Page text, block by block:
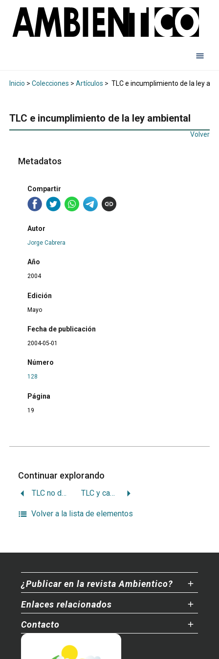
Inicio > Colecciones > Artículos > TLC e incumplimiento de la ley
TLC e incumplimiento de la ley ambiental
Volver
Metadatos
Compartir
Autor
Jorge Cabrera
Año
2004
Edición
Mayo
Fecha de publicación
2004-05-01
Número
128
Página
19
Continuar explorando
TLC no decidirá destino del ambiente TLC y capacidad de pago por incumplimiento ambiental
Volver a la lista de elementos
¿Publicar en la revista Ambientico?
Enlaces relacionados
Contacto